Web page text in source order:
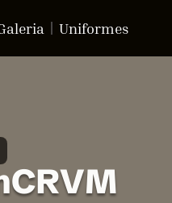
Uniformes